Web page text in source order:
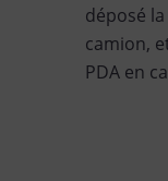
déposé
camion,
PDA en